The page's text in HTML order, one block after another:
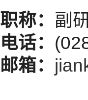
职称： 副
电话：
邮箱：